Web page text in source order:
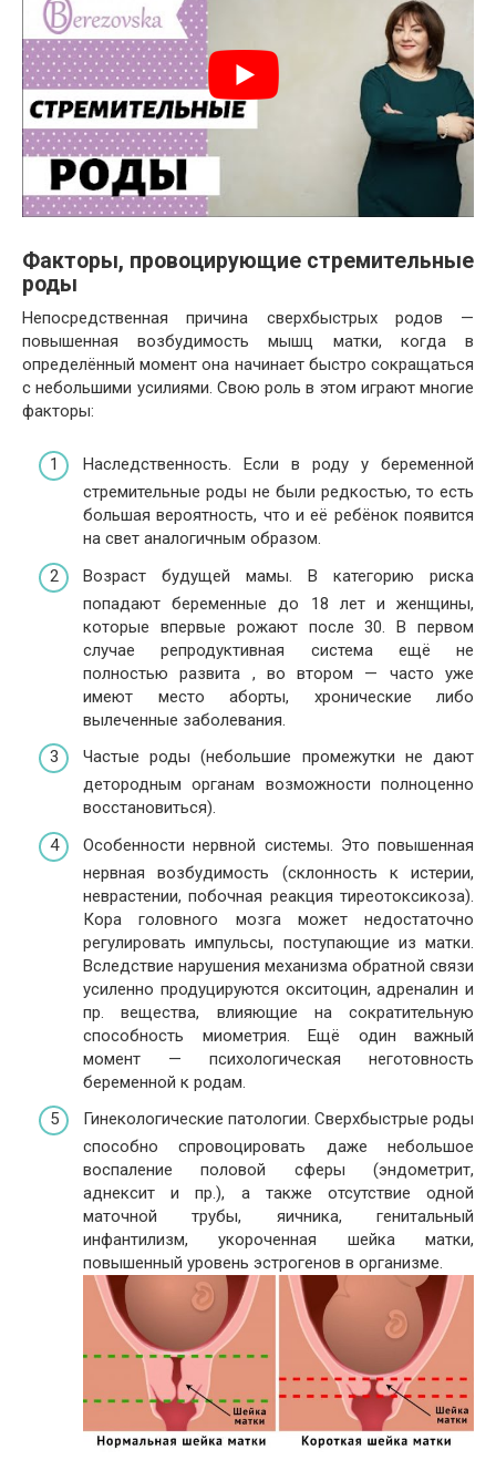
Факторы, провоцирующие стремительные
роды
Непосредственная причина сверхбыстрых родов —
повышенная возбудимость мышц матки, когда в
определённый момент она начинает быстро сокращаться
с небольшими усилиями. Свою роль в этом играют многие
факторы:
Наследственность. Если в роду у беременной
стремительные роды не были редкостью, то есть
большая вероятность, что и её ребёнок появится
на свет аналогичным образом.
Возраст будущей мамы. В категорию риска
попадают беременные до 18 лет и женщины,
которые впервые рожают после 30. В первом
случае репродуктивная система ещё не
полностью развита , во втором — часто уже
имеют место аборты, хронические либо
вылеченные заболевания.
Частые роды (небольшие промежутки не дают
детородным органам возможности полноценно
восстановиться).
Особенности нервной системы. Это повышенная
нервная возбудимость (склонность к истерии,
неврастении, побочная реакция тиреотоксикоза).
Кора головного мозга может недостаточно
регулировать импульсы, поступающие из матки.
Вследствие нарушения механизма обратной связи
усиленно продуцируются окситоцин, адреналин и
пр. вещества, влияющие на сократительную
способность миометрия. Ещё один важный
момент — психологическая неготовность
беременной к родам.
Гинекологические патологии. Сверхбыстрые роды
способно спровоцировать даже небольшое
воспаление половой сферы (эндометрит,
аднексит и пр.), а также отсутствие одной
маточной трубы, яичника, генитальный
инфантилизм, укороченная шейка матки,
повышенный уровень эстрогенов в организме.